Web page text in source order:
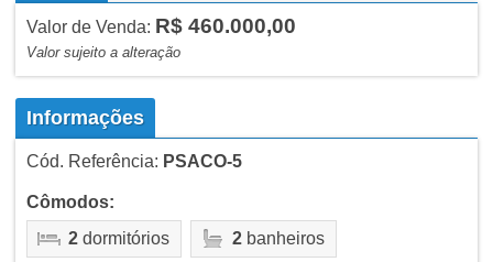
Valor de Venda: R$ 460.000,00
Valor sujeito a alteração
Informações
Cód. Referência: PSACO-5
Cômodos:
2dormitórios 2banheiros